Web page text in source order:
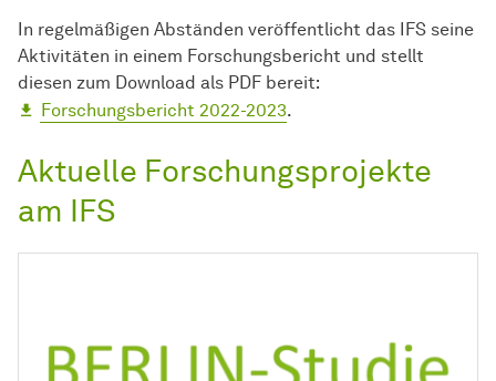
In regelmäßigen Abständen veröffentlicht das IFS seine
Aktivitäten in einem Forschungsbericht und stellt
diesen zum Download als PDF bereit:
Forschungsbericht 2022-2023.
Aktuelle Forschungsprojekte
am IFS